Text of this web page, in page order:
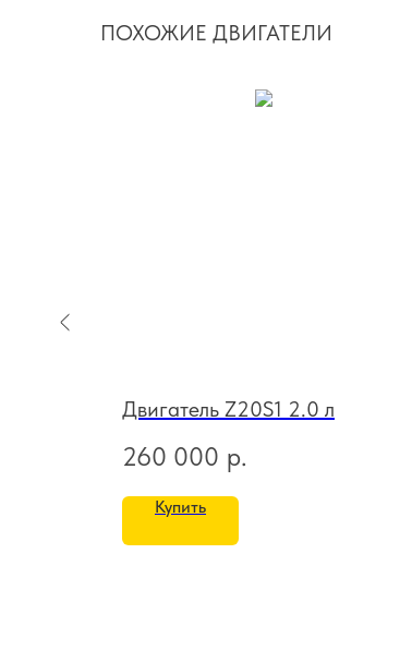
ПОХОЖИЕ ДВИГАТЕЛИ
Двигатель Z20S1 2.0 л
260 000 р.
Купить